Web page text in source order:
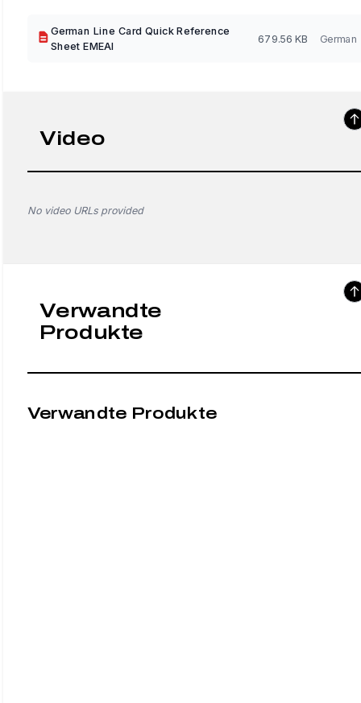
German Line Card Quick Reference
Sheet EMEAI
679.56 KB German
Video
No video URLs provided
Verwandte
Produkte
Verwandte Produkte